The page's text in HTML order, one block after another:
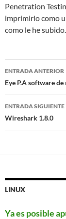
Penetration
imprimirlo como
como le he subido.
Navegación
de
entradas
ENTRADA ANTERIOR
Eye P.A software de
ENTRADA SIGUIENTE
Wireshark 1.8.0
LINUX
Ya es posible